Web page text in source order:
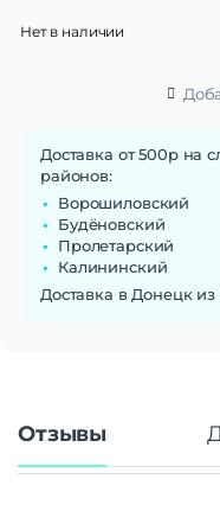
Нет в наличии
Доставка от 500р на
районов:
Ворошиловский
Будёновский
Пролетарский
Калининский
Доставка в Донецк
Отзывы